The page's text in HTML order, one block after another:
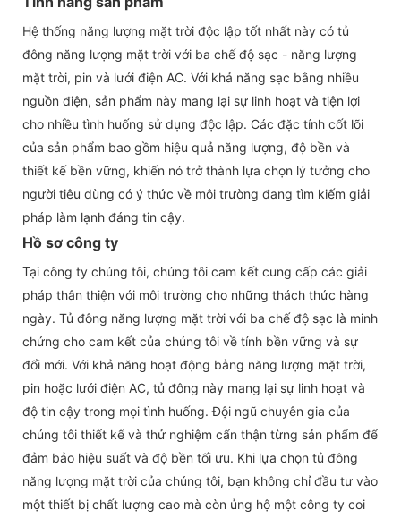
Hệ thống năng lượng mặt trời độc lập tốt nhất này có tủ
đông năng lượng mặt trời với ba chế độ sạc - năng lượng
mặt trời, pin và lưới điện AC. Với khả năng sạc bằng nhiều
nguồn điện, sản phẩm này mang lại sự linh hoạt và tiện lợi
cho nhiều tình huống sử dụng độc lập. Các đặc tính cốt lõi
của sản phẩm bao gồm hiệu quả năng lượng, độ bền và
thiết kế bền vững, khiến nó trở thành lựa chọn lý tưởng cho
người tiêu dùng có ý thức về môi trường đang tìm kiếm giải
pháp làm lạnh đáng tin cậy.
Hồ sơ công ty
Tại công ty chúng tôi, chúng tôi cam kết cung cấp các giải
pháp thân thiện với môi trường cho những thách thức hàng
ngày. Tủ đông năng lượng mặt trời với ba chế độ sạc là minh
chứng cho cam kết của chúng tôi về tính bền vững và sự
đổi mới. Với khả năng hoạt động bằng năng lượng mặt trời,
pin hoặc lưới điện AC, tủ đông này mang lại sự linh hoạt và
độ tin cậy trong mọi tình huống. Đội ngũ chuyên gia của
chúng tôi thiết kế và thử nghiệm cẩn thận từng sản phẩm để
đảm bảo hiệu suất và độ bền tối ưu. Khi lựa chọn tủ đông
năng lượng mặt trời của chúng tôi, bạn không chỉ đầu tư vào
một thiết bị chất lượng cao mà còn ủng hộ một công ty coi